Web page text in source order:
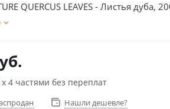
QUERCUS LEAVES - Листья дуба,
х 4 частями без переплат
Нашли дешевле?